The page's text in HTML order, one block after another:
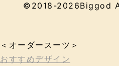
©2018-2026Biggod
＜オーダースーツ＞
おすすめデザイン